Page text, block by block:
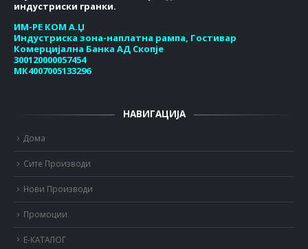
индустриски гранки.
ИМ-РЕ КОМ А.Џ
Индустриска зона-наплатна рампа, Гостивар
Комерцијална Банка АД Скопје
300120000057454
МК4007005133296
НАВИГАЦИЈА
Дома
Сите Производи
Нови Производи
Промоции
Е-КАТАЛОГ